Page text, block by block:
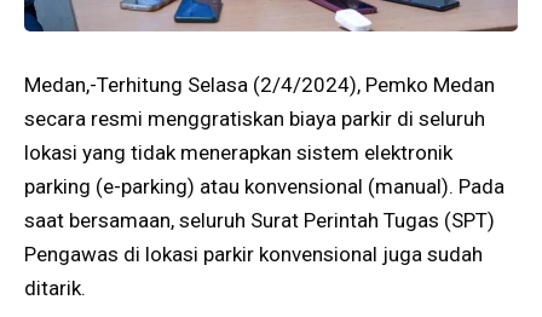
Medan,-Terhitung Selasa (2/4/2024), Pemko Medan
secara resmi menggratiskan biaya parkir di seluruh
lokasi yang tidak menerapkan sistem elektronik
parking (e-parking) atau konvensional (manual). Pada
saat bersamaan, seluruh Surat Perintah Tugas (SPT)
Pengawas di lokasi parkir konvensional juga sudah
ditarik.